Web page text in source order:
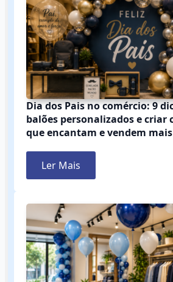
Dia dos Pais no comércio: 9
balões personalizados e criar
que encantam e vendem mais
Ler Mais